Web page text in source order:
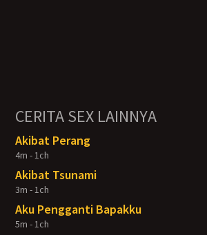
CERITA SEX LAINNYA
Akibat Perang
4m - 1ch
Akibat Tsunami
3m - 1ch
Aku Pengganti Bapakku
5m - 1ch